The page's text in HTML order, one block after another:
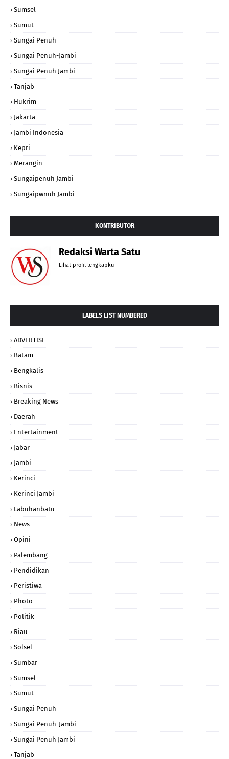
Sumsel
Sumut
Sungai Penuh
Sungai Penuh-Jambi
Sungai Penuh Jambi
Tanjab
Hukrim
Jakarta
Jambi Indonesia
Kepri
Merangin
Sungaipenuh Jambi
Sungaipwnuh Jambi
KONTRIBUTOR
Redaksi Warta Satu
Lihat profil lengkapku
LABELS LIST NUMBERED
ADVERTISE
Batam
Bengkalis
Bisnis
Breaking News
Daerah
Entertainment
Jabar
Jambi
Kerinci
Kerinci Jambi
Labuhanbatu
News
Opini
Palembang
Pendidikan
Peristiwa
Photo
Politik
Riau
Solsel
Sumbar
Sumsel
Sumut
Sungai Penuh
Sungai Penuh-Jambi
Sungai Penuh Jambi
Tanjab